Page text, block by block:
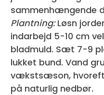
sammenhængende
Plantning:Løsn
indarbejd 5-10 cm
bladmuld. Sæt 7-9
lukket bund. Vand
vækstsæson,
på naturlig nedbør.